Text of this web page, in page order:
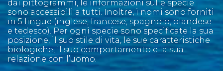
dai pittogrammi, le informazioni sulle specie
sono accessibili a tutti. Inoltre, i nomi sono forniti
in 5 lingue (inglese, francese, spagnolo, olandese
e tedesco). Per ogni specie sono specificate la sua
posizione, il suo stile di vita, le sue caratteristiche
biologiche, il suo comportamento e la sua
relazione con l’uomo.